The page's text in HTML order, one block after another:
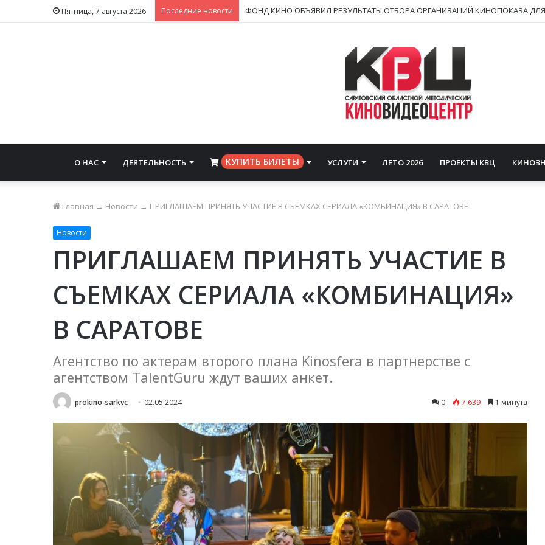
Пятница, 7 августа 2026 Последние новости
О НАС ДЕЯТЕЛЬНОСТЬ ⠀КУПИТЬ БИЛЕТЫ УСЛУГИ ЛЕТО 2026 ПРОЕКТЫ КВЦ
Главная → Новости → ПРИГЛАШАЕМ ПРИНЯТЬ УЧАСТИЕ В СЪЕМКАХ СЕРИАЛА «КОМБИНАЦИЯ» В САРАТОВЕ
Новости
ПРИГЛАШАЕМ ПРИНЯТЬ УЧАСТИЕ В
СЪЕМКАХ СЕРИАЛА «КОМБИНАЦИЯ»
В САРАТОВЕ
Агентство по актерам второго плана Kinosfera в партнерстве с
агентством TalentGuru ждут ваших анкет.
prokino-sarkvc 02.05.2024 0 7 639 1 минута